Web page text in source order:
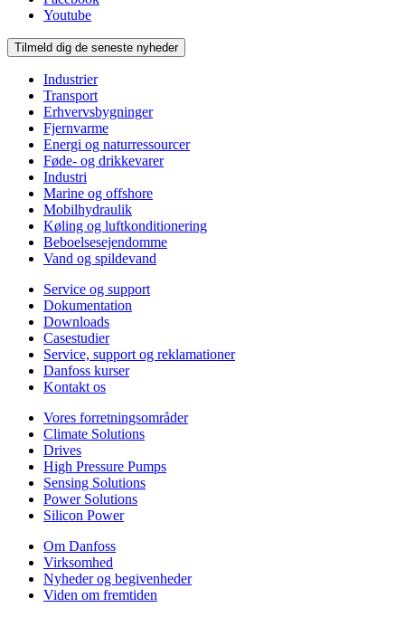
Youtube
Tilmeld dig de seneste nyheder
Industrier
Transport
Erhvervsbygninger
Fjernvarme
Energi og naturressourcer
Føde- og drikkevarer
Industri
Marine og offshore
Mobilhydraulik
Køling og luftkonditionering
Beboelsesejendomme
Vand og spildevand
Service og support
Dokumentation
Downloads
Casestudier
Service, support og reklamationer
Danfoss kurser
Kontakt os
Vores forretningsområder
Climate Solutions
Drives
High Pressure Pumps
Sensing Solutions
Power Solutions
Silicon Power
Om Danfoss
Virksomhed
Nyheder og begivenheder
Viden om fremtiden